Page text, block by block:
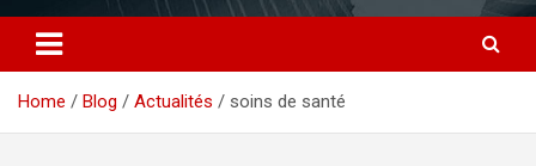
Home Blog Actualités soins de santé